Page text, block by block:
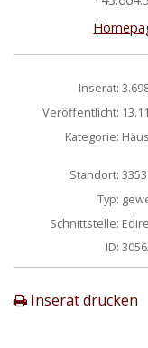
Inserat:
Veröffentlicht:
Kategorie:
Standort:
Typ:
Schnittstelle:
ID:
Inserat drucken